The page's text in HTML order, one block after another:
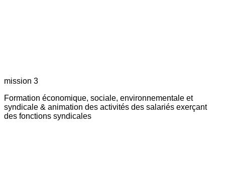
mission 3
Formation économique, sociale, environnementale et
syndicale & animation des activités des salariés exerçant
des fonctions syndicales